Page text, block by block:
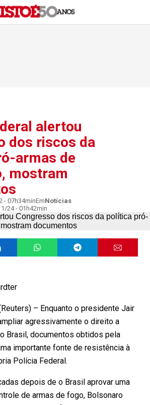
alertou
dos riscos da
armas de
mostram
- 07h34minEmNotícias
24 - 01h42min
– Enquanto o presidente Jair
agressivamente o direito a
Brasil, documentos obtidos pela
importante fonte de resistência à
Polícia Federal.
depois de o Brasil aprovar uma
de armas de fogo, Bolsonaro